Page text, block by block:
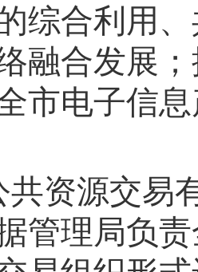
综合利用
融合发展 ；
市电子信
共资源交易
管理局负